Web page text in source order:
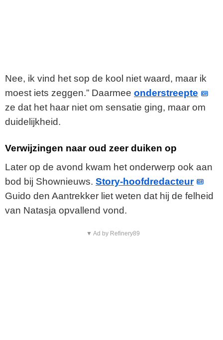
Nee, ik vind het sop de kool niet waard, maar ik
moest iets zeggen.” Daarmee onderstreepte
ze dat het haar niet om sensatie ging, maar om
duidelijkheid.
Verwijzingen naar oud zeer duiken op
Later op de avond kwam het onderwerp ook aan
bod bij Shownieuws. Story-hoofdredacteur
Guido den Aantrekker liet weten dat hij de felheid
van Natasja opvallend vond.
▼ Ad by Refinery89